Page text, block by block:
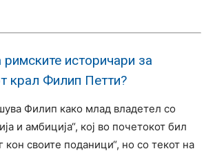
историчари за
крал Филип Петти?
Филип како млад владетел со
и амбиција“, кој во почетокот бил
кон своите поданици“, но со текот на